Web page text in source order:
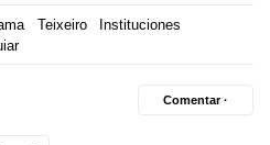
Teixeiro
Instituciones
Comentar ·